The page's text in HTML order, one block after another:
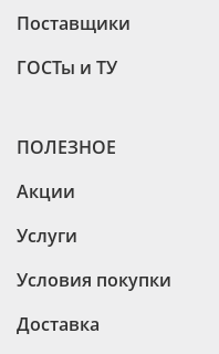
Поставщики
ГОСТы и ТУ
ПОЛЕЗНОЕ
Акции
Услуги
Условия покупки
Доставка